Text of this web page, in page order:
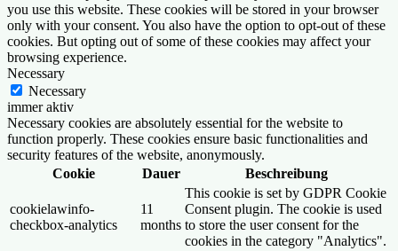
you use this website. These cookies will be stored in your browser
only with your consent. You also have the option to opt-out of these
cookies. But opting out of some of these cookies may affect your
browsing experience.
Necessary
Necessary
immer aktiv
Necessary cookies are absolutely essential for the website to
function properly. These cookies ensure basic functionalities and
security features of the website, anonymously.
Cookie
Dauer Beschreibung
cookielawinfo-
checkbox-analytics
11
months
This cookie is set by GDPR Cookie
Consent plugin. The cookie is used
to store the user consent for the
cookies in the category "Analytics".